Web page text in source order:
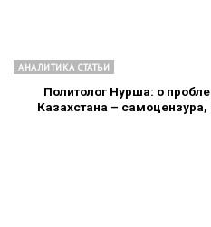
АНАЛИТИКА СТАТЬИ
Политолог Нурша: о
Казахстана –